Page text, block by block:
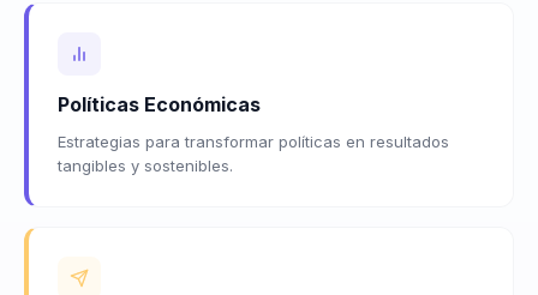
Políticas Económicas
Estrategias para transformar políticas en resultados
tangibles y sostenibles.